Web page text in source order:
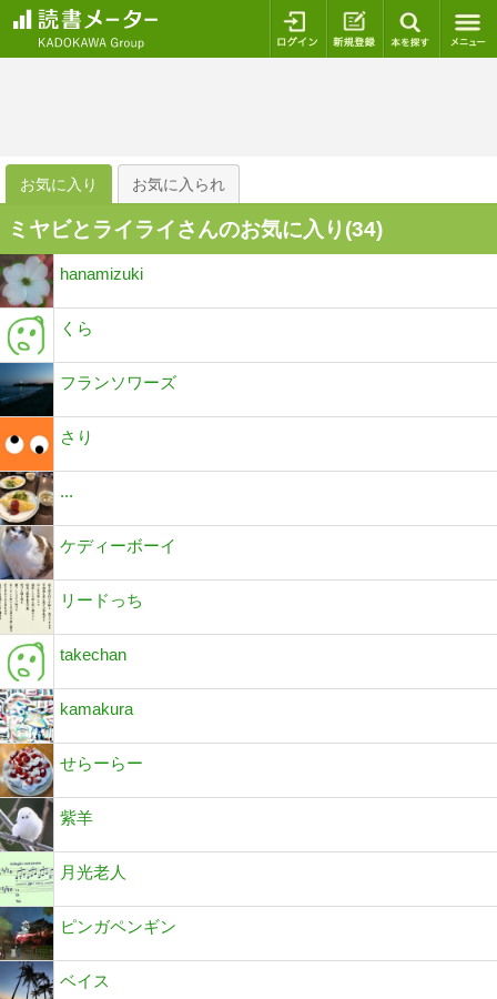
ログイン 新規登録
お気に入り お気に入られ
ミヤビとライライさんのお気に入り(34)
hanamizuki
くら
フランソワーズ
さり
...
ケディーボーイ
リードっち
takechan
kamakura
せらーらー
紫羊
月光老人
ピンガペンギン
ベイス